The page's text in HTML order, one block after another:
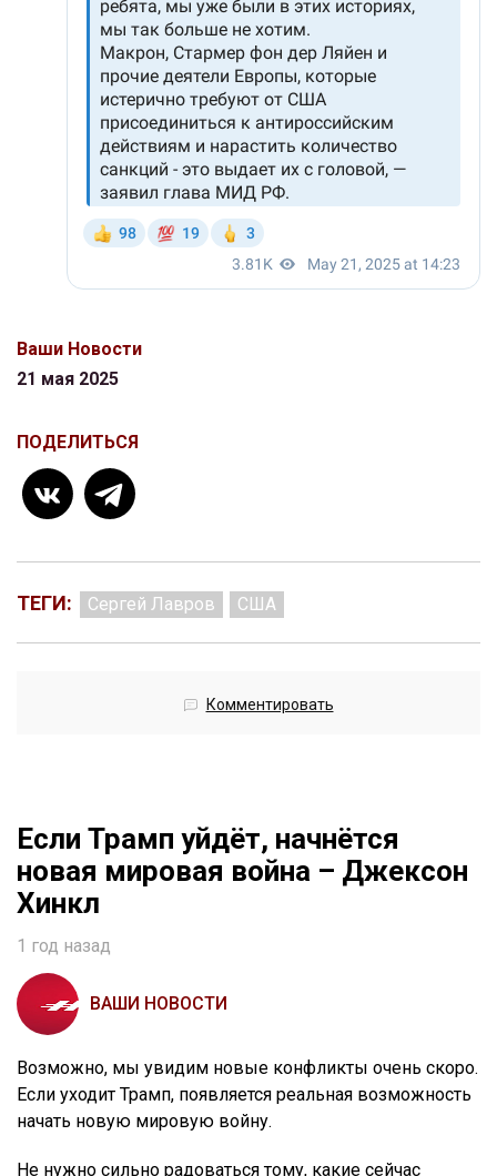
Ваши Новости
21 мая 2025
ПОДЕЛИТЬСЯ
ТЕГИ: Сергей Лавров США
Комментировать
Если Трамп уйдёт, начнётся
новая мировая война – Джексон
Хинкл
1 год назад
ВАШИ НОВОСТИ
Возможно, мы увидим новые конфликты очень скоро.
Если уходит Трамп, появляется реальная возможность
начать новую мировую войну.
Не нужно сильно радоваться тому, какие сейчас